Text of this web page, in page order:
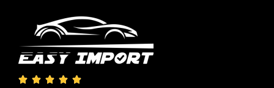
    